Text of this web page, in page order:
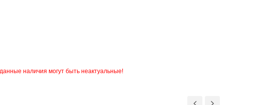
наличия могут быть неактуальные!